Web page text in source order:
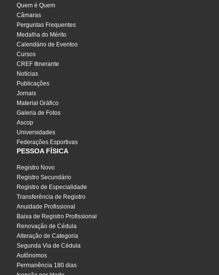
Quem é Quem
Câmaras
Perguntas Frequentes
Medalha do Mérito
Calendário de Eventos
Cursos
CREF Itinerante
Notícias
Publicações
Jornais
Material Gráfico
Galeria de Fotos
Ascop
Universidades
Federações Esportivas
PESSOA FÍSICA
Registro Novo
Registro Secundário
Registro de Especialidade
Transferência de Registro
Anuidade Profissional
Baixa de Registro Profissional
Renovação de Cédula
Alteração de Categoria
Segunda Via de Cédula
Autônomos
Permanência 180 dias